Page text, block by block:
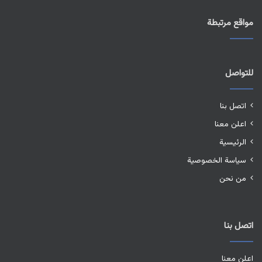
مواقع مرتبطة
للتواصل
اتصل بنا
اعلن معنا
الرئيسية
سياسة الخصوصية
من نحن
اتصل بنا
اعلن معنا